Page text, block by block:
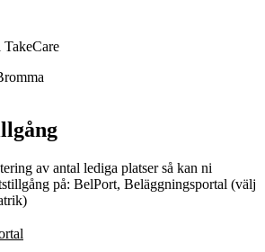
TakeCare
av antal lediga platser så kan ni
på: BelPort, Beläggningsportal (välj